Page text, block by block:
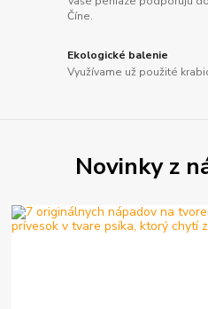
Číne.
Ekologické balenie
Využívame už použité
Novinky z